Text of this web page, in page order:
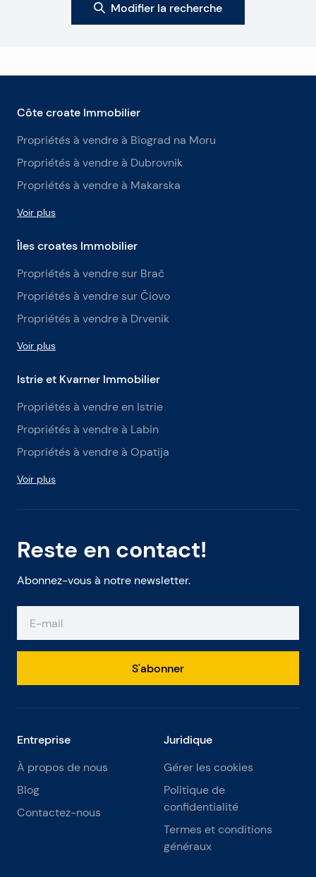
Modifier la recherche
Reste en contact!
Abonnez-vous à notre newsletter.
S'abonner
Côte croate Immobilier
Propriétés à vendre à Biograd na Moru
Propriétés à vendre à Dubrovnik
Propriétés à vendre à Makarska
Voir plus
Îles croates Immobilier
Propriétés à vendre sur Brač
Propriétés à vendre sur Čiovo
Propriétés à vendre à Drvenik
Voir plus
Istrie et Kvarner Immobilier
Propriétés à vendre en Istrie
Propriétés à vendre à Labin
Propriétés à vendre à Opatija
Voir plus
Entreprise
À propos de nous
Blog
Contactez-nous
Juridique
Gérer les cookies
Politique de
confidentialité
Termes et conditions
généraux